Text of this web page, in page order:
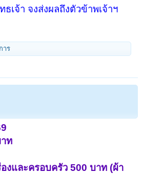
เจ้า จงส่งผลถึงตัวข้าพเจ้าฯ
าร
ท
งและครอบครัว 500 บาท (ผ้า